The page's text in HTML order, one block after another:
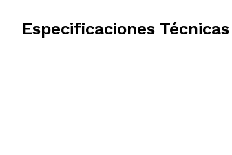
Especificaciones Técnicas